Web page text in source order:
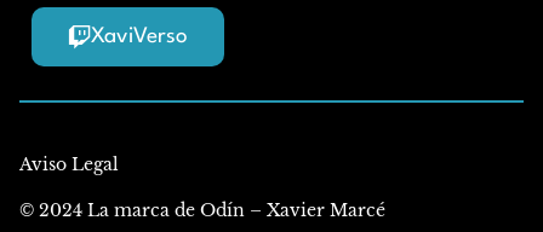
XaviVerso
Aviso Legal
© 2024 La marca de Odín – Xavier Marcé